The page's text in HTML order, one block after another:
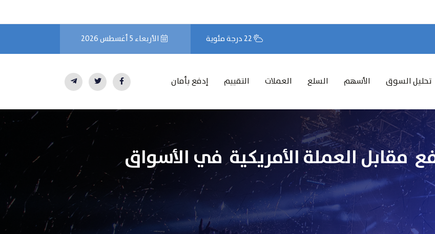
22 درجة مئوية الأربعاء 5 أغسطس 2026
تحليل السوق الأسهم السلع العملات التقييم إدفع بأمان
مقابل العملة الأمريكية في الأسواق